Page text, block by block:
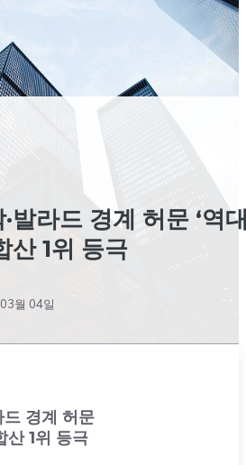
발라드 경계 허문 ‘역
산 1위 등극
월 04일
드 경계 허문
산 1위 등극